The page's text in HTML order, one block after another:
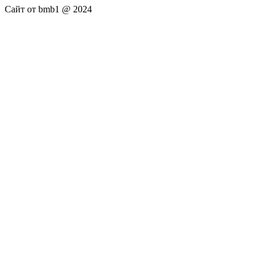
Сайт от bmb1 @ 2024